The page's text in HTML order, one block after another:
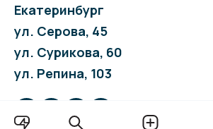
Екатеринбург
ул. Серова, 45
ул. Сурикова, 60
ул. Репина, 103